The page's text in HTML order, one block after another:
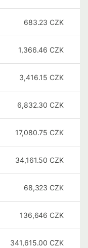
683.23 CZK
1,366.46 CZK
3,416.15 CZK
6,832.30 CZK
17,080.75 CZK
34,161.50 CZK
68,323 CZK
136,646 CZK
341,615.00 CZK